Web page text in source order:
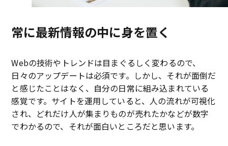
常に最新情報の中に身を置く
Webの技術やトレンドは目まぐるしく変わるので、
日々のアップデートは必須です。しかし、それが面倒だ
と感じたことはなく、自分の日常に組み込まれている
感覚です。サイトを運用していると、人の流れが可視化
され、どれだけ人が集まりものが売れたかなどが数字
でわかるので、それが面白いところだと思います。